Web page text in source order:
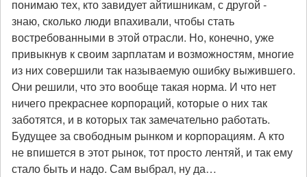
понимаю тех, кто завидует айтишникам, с другой -
знаю, сколько люди впахивали, чтобы стать
востребованными в этой отрасли. Но, конечно, уже
привыкнув к своим зарплатам и возможностям, многие
из них совершили так называемую ошибку выжившего.
Они решили, что это вообще такая норма. И что нет
ничего прекраснее корпораций, которые о них так
заботятся, и в которых так замечательно работать.
Будущее за свободным рынком и корпорациям. А кто
не впишется в этот рынок, тот просто лентяй, и так ему
стало быть и надо. Сам выбрал, ну да…